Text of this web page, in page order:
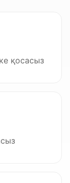
қосасыз